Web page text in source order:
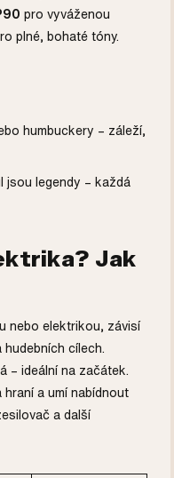
pro vyváženou
plné, bohaté tóny.
humbuckery – záleží,
jsou legendy – každá
Jak
nebo elektrikou, závisí
cílech.
– ideální na začátek.
a umí nabídnout
a další